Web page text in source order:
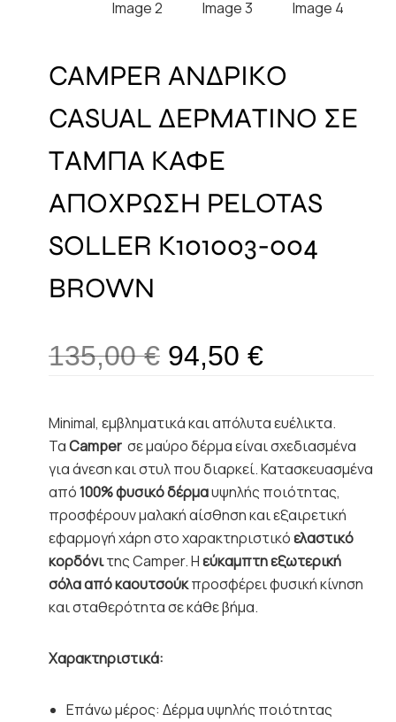
CAMPER ΑΝΔΡΙΚΟ
CASUAL ΔΕΡΜΑΤΙΝΟ ΣΕ
ΤΑΜΠΑ ΚΑΦΕ
ΑΠΟΧΡΩΣΗ PELOTAS
SOLLER K101003-004
BROWN
135,00€ 94,50 €
Minimal, εμβληματικά και απόλυτα ευέλικτα.
ΤαCamper σε μαύρο δέρμα είναι σχεδιασμένα
για άνεση και στυλ που διαρκεί. Κατασκευασμένα
από100% φυσικό δέρμαυψηλής ποιότητας,
προσφέρουν μαλακή αίσθηση και εξαιρετική
εφαρμογή χάρη στο χαρακτηριστικόελαστικό
κορδόνιτης Camper. Ηεύκαμπτη εξωτερική
σόλα από καουτσούκπροσφέρει φυσική κίνηση
και σταθερότητα σε κάθε βήμα.
Χαρακτηριστικά:
Επάνω μέρος: Δέρμα υψηλής ποιότητας